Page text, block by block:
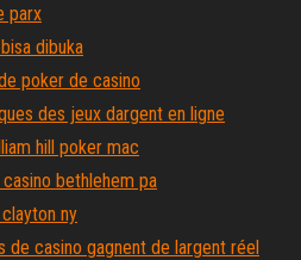
parx
dibuka
poker de casino
des jeux dargent en ligne
hill poker mac
bethlehem pa
ny
de casino gagnent de largent réel